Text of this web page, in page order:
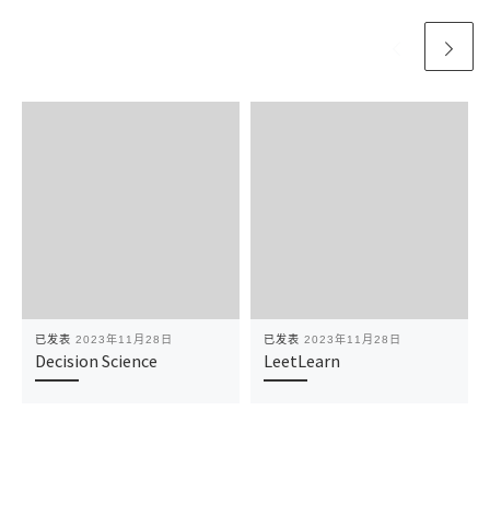
已发表 2023年11月28日
Decision Science
已发表 2023年11月28日
LeetLearn